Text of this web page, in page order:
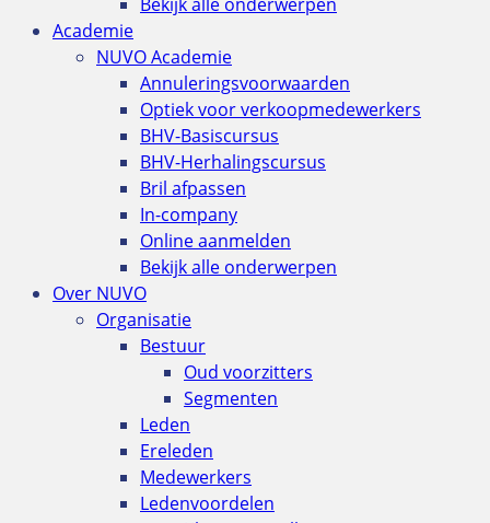
Academie
NUVO Academie
Annuleringsvoorwaarden
Optiek voor verkoopmedewerkers
BHV-Basiscursus
BHV-Herhalingscursus
Bril afpassen
In-company
Online aanmelden
Bekijk alle onderwerpen
Over NUVO
Organisatie
Bestuur
Oud voorzitters
Segmenten
Leden
Ereleden
Medewerkers
Ledenvoordelen